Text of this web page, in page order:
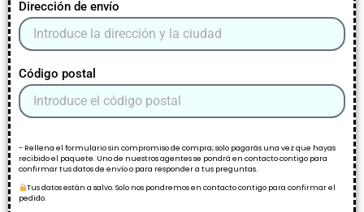
Dirección de envío
Código postal
- Rellena el formulario sin compromiso de compra; solo pagarás una vez que hayas
recibido el paquete. Uno de nuestros agentes se pondrá en contacto contigo para
confirmar tus datos de envío o para responder a tus preguntas.
Tus datos están a salvo. Solo nos pondremos en contacto contigo para confirmar el
pedido.